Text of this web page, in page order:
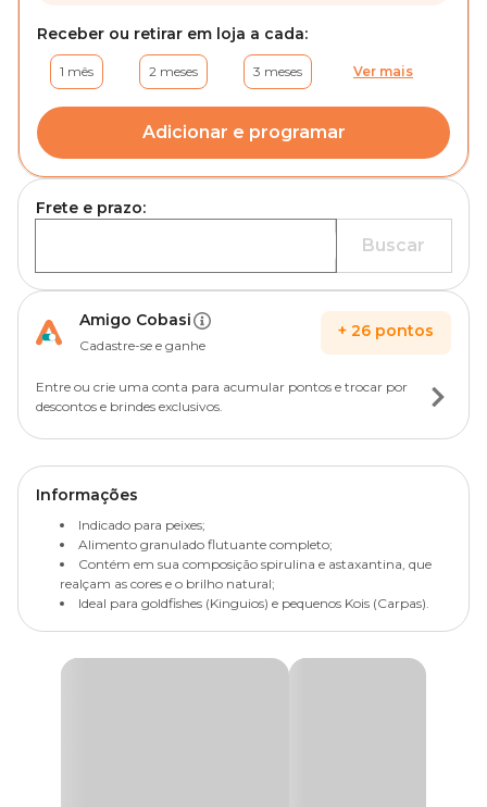
Receber ou retirar em loja a cada:
1 mês 2 meses 3 meses Ver mais
Adicionar e programar
Frete e prazo:
Buscar
Amigo Cobasi
Cadastre-se e ganhe
+ 26 pontos
Entre ou crie uma conta para acumular pontos e trocar por
descontos e brindes exclusivos.
Informações
Indicado para peixes;
Alimento granulado flutuante completo;
Contém em sua composição spirulina e astaxantina, que
realçam as cores e o brilho natural;
Ideal para goldfishes (Kinguios) e pequenos Kois (Carpas).